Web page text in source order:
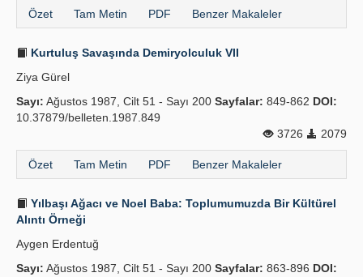
Özet Tam Metin PDF Benzer Makaleler
Kurtuluş Savaşında Demiryolculuk VII
Ziya Gürel
Sayı: Ağustos 1987, Cilt 51 - Sayı 200 Sayfalar: 849-862 DOI:
10.37879/belleten.1987.849
3726
2079
Özet Tam Metin PDF Benzer Makaleler
Yılbaşı Ağacı ve Noel Baba: Toplumumuzda Bir Kültürel
Alıntı Örneği
Aygen Erdentuğ
Sayı: Ağustos 1987, Cilt 51 - Sayı 200 Sayfalar: 863-896 DOI: